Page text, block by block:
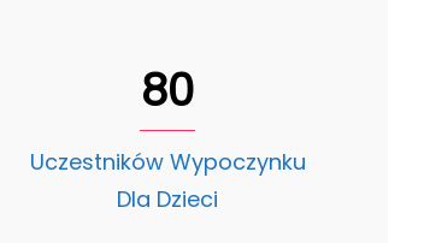
80
Uczestników Wypoczynku
Dla Dzieci